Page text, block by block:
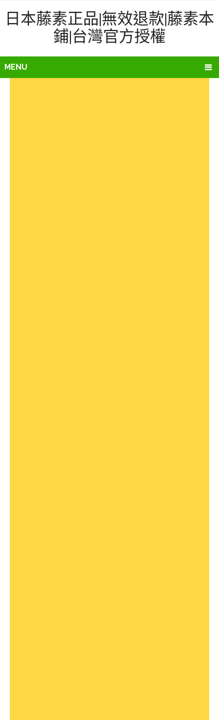
日本藤素正品|無效退款|藤素本
鋪|台灣官方授權
MENU